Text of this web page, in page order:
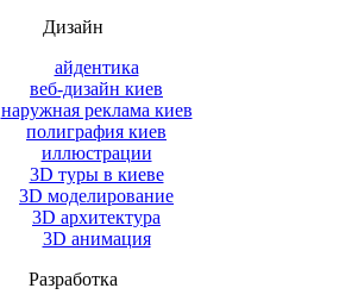
Дизайн
айдентика
веб-дизайн киев
наружная реклама киев
полиграфия киев
иллюстрации
3D туры в киеве
3D моделирование
3D архитектура
3D анимация
Разработка